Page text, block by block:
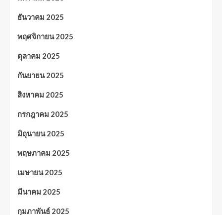
ธันวาคม 2025
พฤศจิกายน 2025
ตุลาคม 2025
กันยายน 2025
สิงหาคม 2025
กรกฎาคม 2025
มิถุนายน 2025
พฤษภาคม 2025
เมษายน 2025
มีนาคม 2025
กุมภาพันธ์ 2025